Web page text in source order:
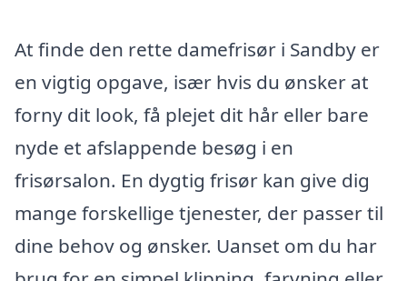
At finde den rette damefrisør i Sandby er
en vigtig opgave, især hvis du ønsker at
forny dit look, få plejet dit hår eller bare
nyde et afslappende besøg i en
frisørsalon. En dygtig frisør kan give dig
mange forskellige tjenester, der passer til
dine behov og ønsker. Uanset om du har